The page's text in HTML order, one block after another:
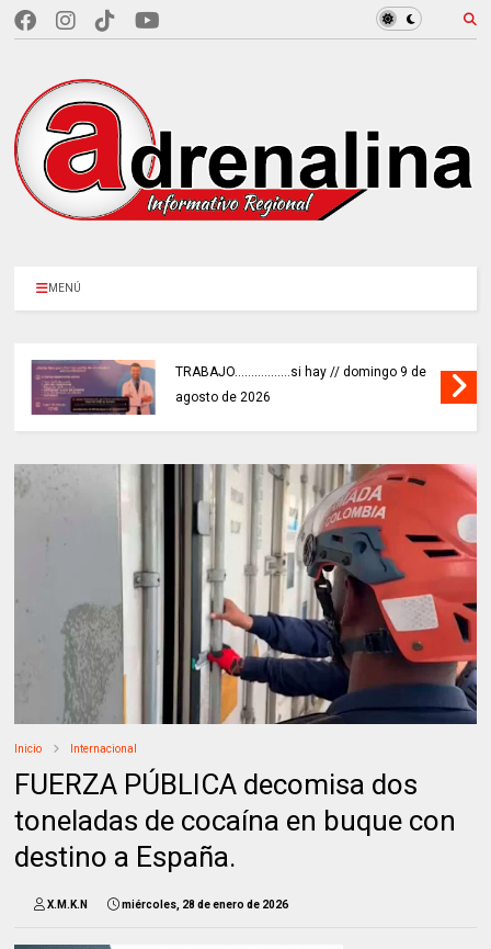
MENÚ
TRABAJO.................si hay // domingo 9 de
agosto de 2026
Inicio Internacional
FUERZA PÚBLICA decomisa dos
toneladas de cocaína en buque con
destino a España.
X.M.K.N miércoles, 28 de enero de 2026